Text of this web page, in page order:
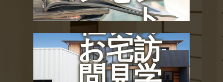
ト
社長の
お宅訪